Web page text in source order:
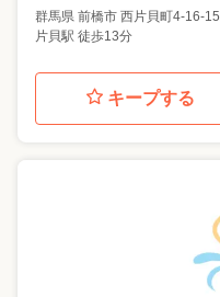
群馬県 前橋市 西片貝町4-16-15
片貝駅 徒歩13分
キープする